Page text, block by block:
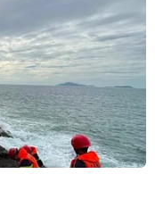
ty Vietnam Grand
hợp tác giai đoạn
Nam và chặng